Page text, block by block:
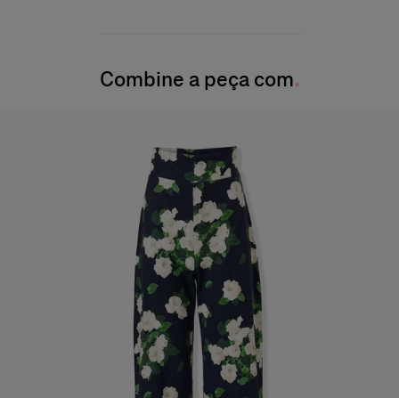
Lave somente a secoCombine a peça com